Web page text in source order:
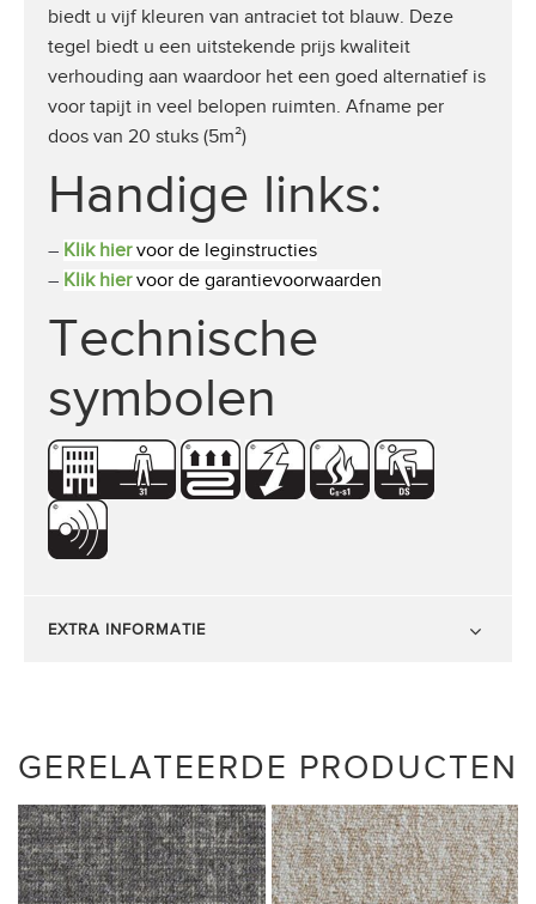
biedt u vijf kleuren van antraciet tot blauw. Deze
tegel biedt u een uitstekende prijs kwaliteit
verhouding aan waardoor het een goed alternatief is
voor tapijt in veel belopen ruimten. Afname per
doos van 20 stuks (5m²)
Handige links:
– Klik hiervoor de leginstructies
– Klik hiervoor de garantievoorwaarden
Technische
symbolen
EXTRA INFORMATIE
GERELATEERDE PRODUCTEN